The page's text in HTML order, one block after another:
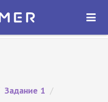
ОТКРЫТЬ
Задание 1 /